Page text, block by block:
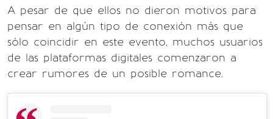
A pesar de que ellos no dieron motivos para
pensar en algún tipo de conexión más que
sólo coincidir en este evento, muchos usuarios
de las plataformas digitales comenzaron a
crear rumores de un posible romance.